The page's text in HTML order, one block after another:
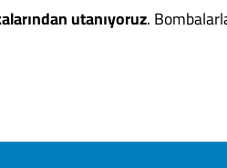
utanıyoruz.